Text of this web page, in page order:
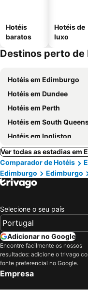
Hotéis
baratos
Hotéis de
luxo
Destinos perto de
Hotéis em Edimburgo
Hotéis em Dundee
Hotéis em Perth
Hotéis em South
Hotéis em Ingliston
Ver todas as estadias em
Comparador de Hotéis
Edimburgo
Edimburgo
Selecione o seu país
Adicionar no Google
Encontre facilmente os nossos
resultados: adicione o trivago
fonte preferencial no Google.
Empresa